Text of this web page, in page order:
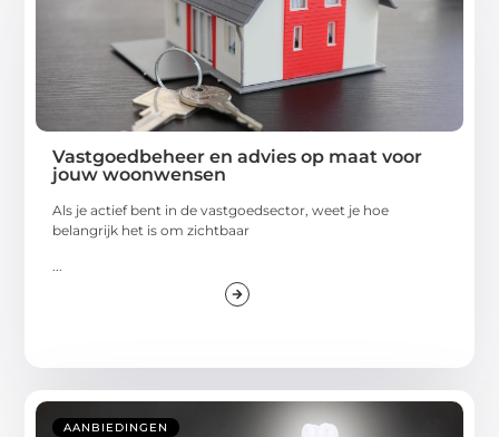
Vastgoedbeheer en advies op maat voor
jouw woonwensen
Als je actief bent in de vastgoedsector, weet je hoe
belangrijk het is om zichtbaar
...
AANBIEDINGEN